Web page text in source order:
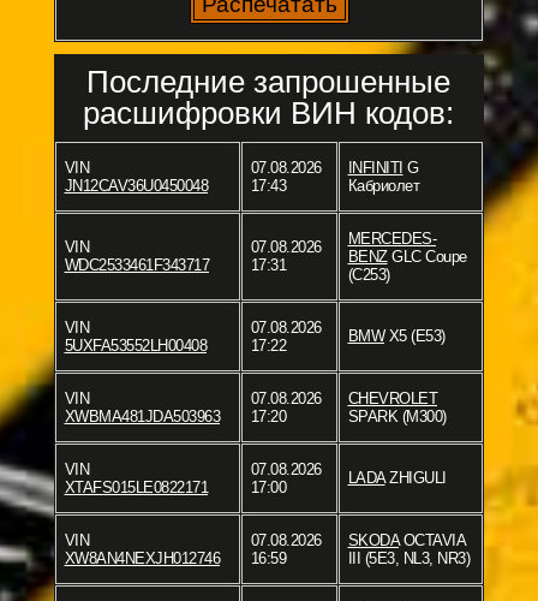
Последние запрошенные
расшифровки ВИН кодов:
VIN
JN12CAV36U0450048
07.08.2026
17:43
INFINITI G
Кабриолет
VIN
WDC2533461F343717
07.08.2026
17:31
MERCEDES-
BENZGLC Coupe
(C253)
VIN
5UXFA53552LH00408
07.08.2026
17:22
BMWX5 (E53)
VIN
XWBMA481JDA503963
07.08.2026
17:20
CHEVROLET
SPARK (M300)
VIN
XTAFS015LE0822171
07.08.2026
17:00
LADAZHIGULI
VIN
XW8AN4NEXJH012746
07.08.2026
16:59
SKODAOCTAVIA
III (5E3, NL3, NR3)